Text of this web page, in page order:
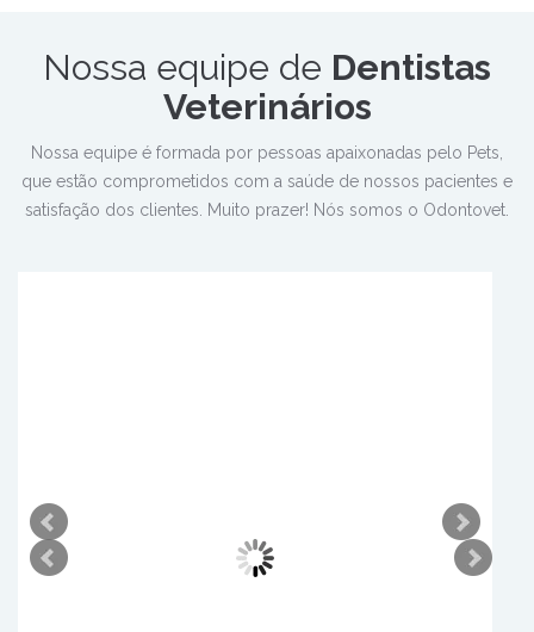
Nossa equipe de Dentistas
Veterinários
Nossa equipe é formada por pessoas apaixonadas pelo Pets,
que estão comprometidos com a saúde de nossos pacientes e
satisfação dos clientes. Muito prazer! Nós somos o Odontovet.
Dr. Herbert Corrêa Dr.